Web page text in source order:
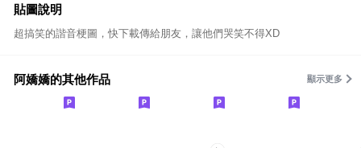
貼圖說明
超搞笑的諧音梗圖，快下載傳給朋友，讓他們哭笑不得XD
阿嬌嬌的其他作品 顯示更多